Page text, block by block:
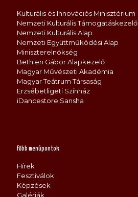
Kulturális és Innovációs Minisztérium
Nemzeti Kulturális Támogatáskezelő
Nemzeti Kulturális Alap
Nemzeti Együttműködési Alap
Miniszterelnökség
Bethlen Gábor Alapkezelő
Magyar Művészeti Akadémia
Magyar Teátrum Társaság
Erzsébetligeti Színház
iDancestore Sansha
Főbb menüpontok
Hírek
Fesztiválok
Képzések
Galériák